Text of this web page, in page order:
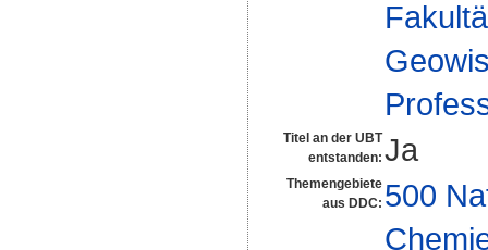
Titel an der UBT
entstanden: Ja
Themengebiete
aus DDC: 500